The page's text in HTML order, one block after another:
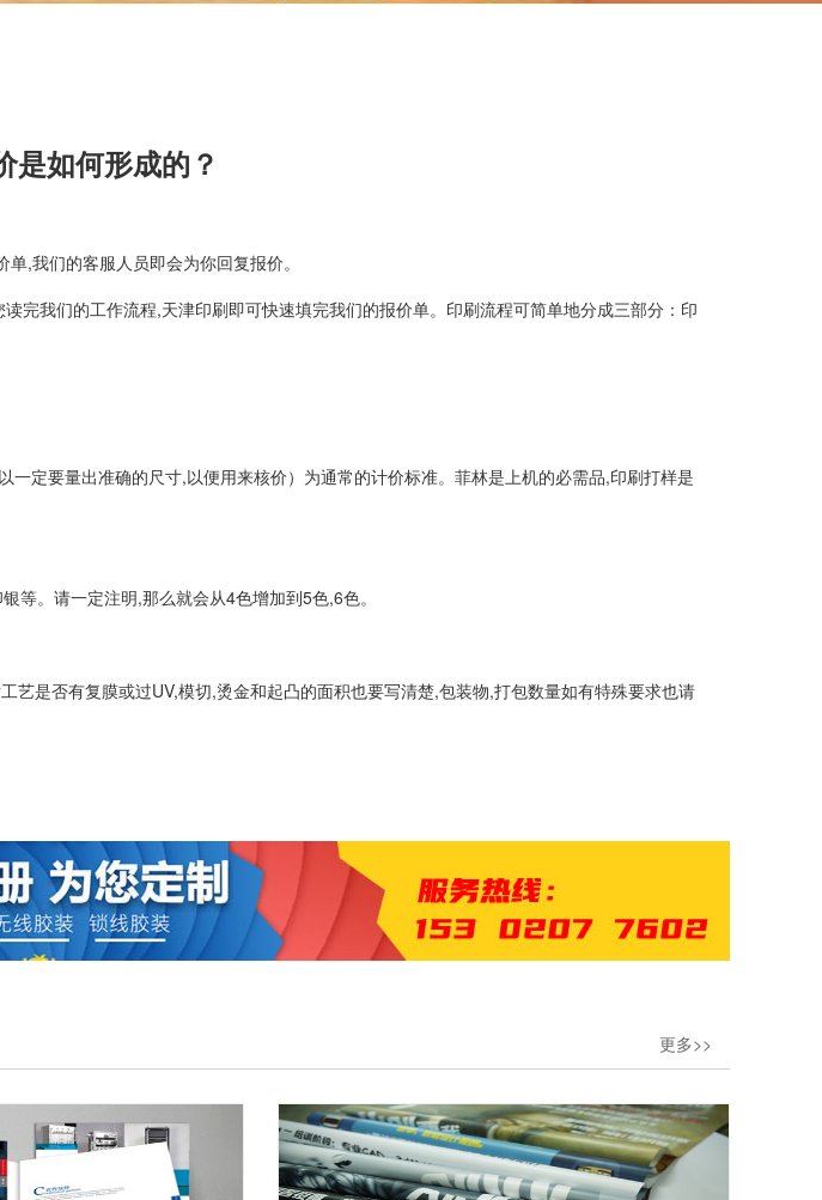
是如何形成的？
,我们的客服人员即会为你回复报价。
完我们的工作流程,天津印刷即可快速填完我们的报价单。印刷流程可简单地分成三部分：印
定要量出准确的尺寸,以便用来核价）为通常的计价标准。菲林是上机的必需品,印刷打样是
等。请一定注明,那么就会从4色增加到5色,6色。
是否有复膜或过UV,模切,烫金和起凸的面积也要写清楚,包装物,打包数量如有特殊要求也请
更多>>